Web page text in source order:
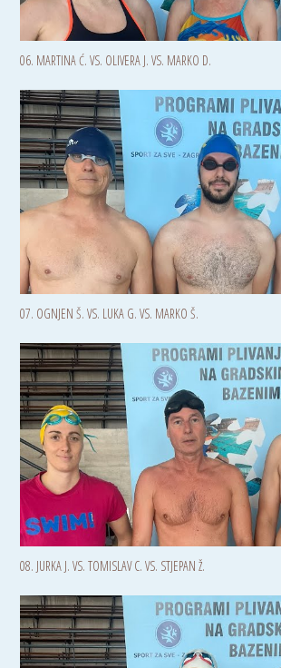
06. MARTINA Ć. VS. OLIVERA J. VS. MARKO D.
07. OGNJEN Š. VS. LUKA G. VS. MARKO Š.
08. JURKA J. VS. TOMISLAV C. VS. STJEPAN Ž.